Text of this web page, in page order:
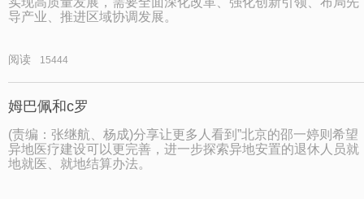
导产业、推进区域协调发展。
阅读 15444
姆巴佩和c罗
(责编：张继航、杨成)分享让更多人看到”北京的邵一婷则希望
异地医疗建设可以更完善，进一步探索异地安置的退休人员就
地就医、就地结算办法。